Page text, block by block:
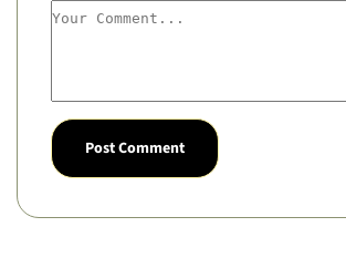
Post Comment